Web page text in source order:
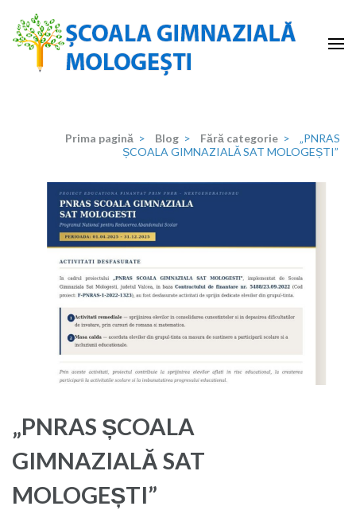
conținut
(apasă
Prima pagină > Blog > Fără categorie >
„PNRAS
ȘCOALA GIMNAZIALĂ SAT MOLOGEȘTI”
„PNRAS ȘCOALA
GIMNAZIALĂ SAT
MOLOGEȘTI”